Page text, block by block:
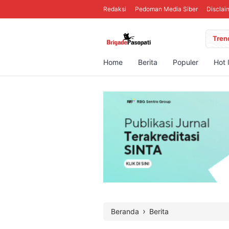
Redaksi Pedoman Media Siber
Home Berita Populer Hot
Beranda › Berita